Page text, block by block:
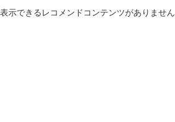
表示できるレコメンドコンテンツがありません